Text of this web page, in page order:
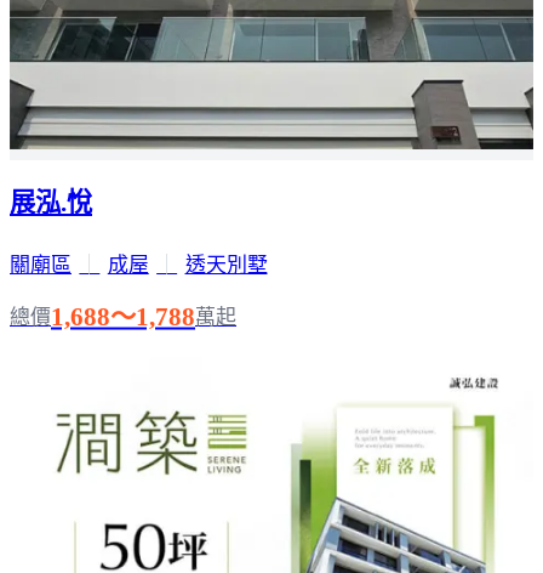
展泓.悅
關廟區 成屋 透天別墅
總價1,688～1,788萬起